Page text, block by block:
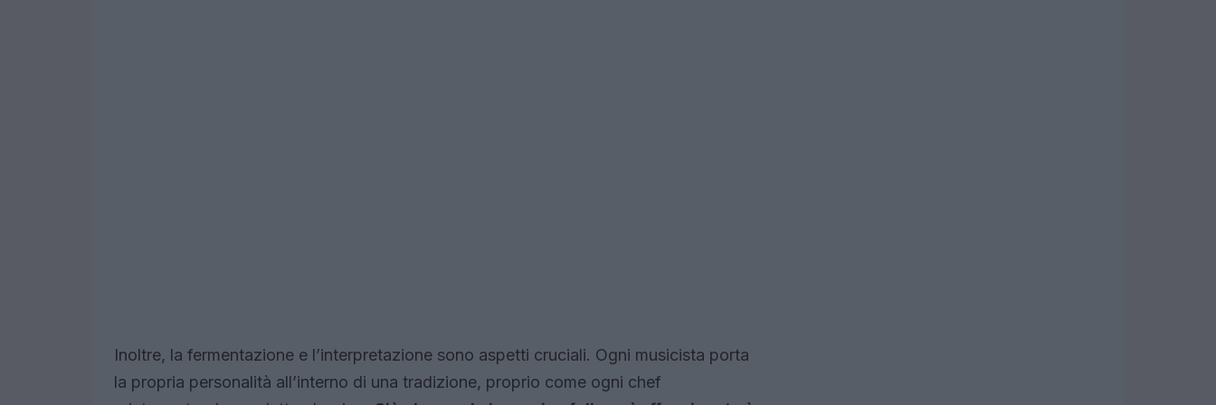
Inoltre, la fermentazione e l’interpretazione sono aspetti cruciali. Ogni musicista porta
la propria personalità all’interno di una tradizione, proprio come ogni chef